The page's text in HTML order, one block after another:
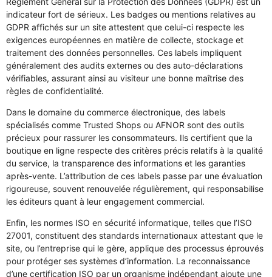
indicateur fort de sérieux. Les badges ou mentions relatives au
GDPR affichés sur un site attestent que celui-ci respecte les
exigences européennes en matière de collecte, stockage et
traitement des données personnelles. Ces labels impliquent
généralement des audits externes ou des auto-déclarations
vérifiables, assurant ainsi au visiteur une bonne maîtrise des
règles de confidentialité.
Dans le domaine du commerce électronique, des labels
spécialisés comme Trusted Shops ou AFNOR sont des outils
précieux pour rassurer les consommateurs. Ils certifient que la
boutique en ligne respecte des critères précis relatifs à la qualité
du service, la transparence des informations et les garanties
après-vente. L’attribution de ces labels passe par une évaluation
rigoureuse, souvent renouvelée régulièrement, qui responsabilise
les éditeurs quant à leur engagement commercial.
Enfin, les normes ISO en sécurité informatique, telles que l’ISO
27001, constituent des standards internationaux attestant que le
site, ou l’entreprise qui le gère, applique des processus éprouvés
pour protéger ses systèmes d’information. La reconnaissance
d’une certification ISO par un organisme indépendant ajoute une